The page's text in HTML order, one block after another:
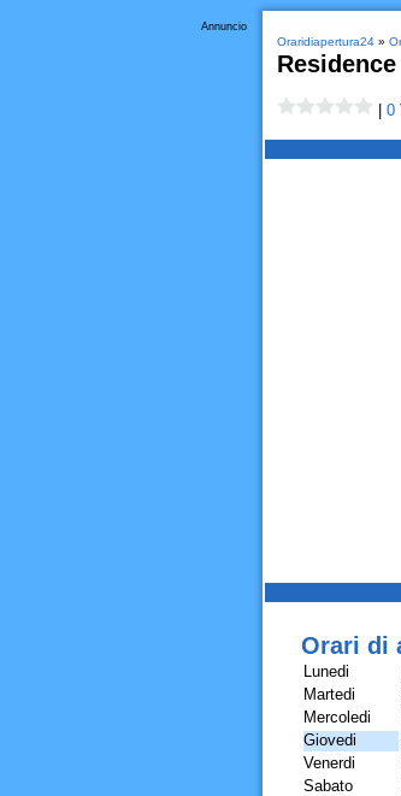
Annuncio
Oraridiapertura24»
0
Orari di
Lunedi
Martedi
Mercoledi
Giovedi
Venerdi
Sabato